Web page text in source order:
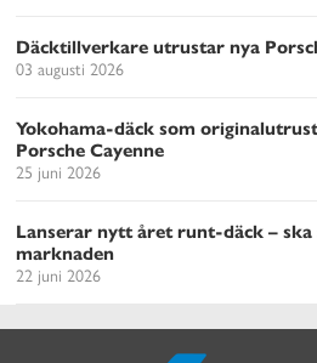
Däcktillverkare utrustar nya
03 augusti 2026
Yokohama-däck som
Porsche Cayenne
25 juni 2026
Lanserar nytt året runt-däck –
marknaden
22 juni 2026